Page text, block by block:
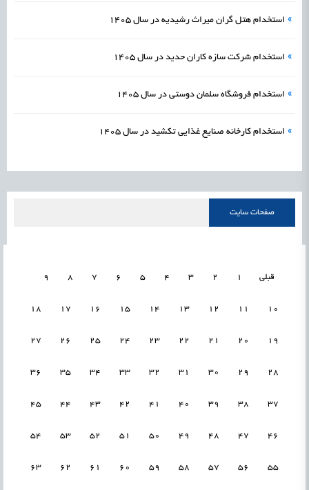
» استخدام هتل گران میراث رشیدیه در سال 1405
» استخدام شرکت سازه کاران حدید در سال 1405
» استخدام فروشگاه سلمان دوستی در سال 1405
» استخدام کارخانه صنایع غذایی تکشید در سال 1405
صفحات سایت
قبلی 1
2
3
4
5
6
7
8
9
10
11
12
13
14
15
16
17
18
19
20
21
22
23
24
25
26
27
28
29
30
31
32
33
34
35
36
37
38
39
40
41
42
43
44
45
46
47
48
49
50
51
52
53
54
55
56
57
58
59
60
61
62
63